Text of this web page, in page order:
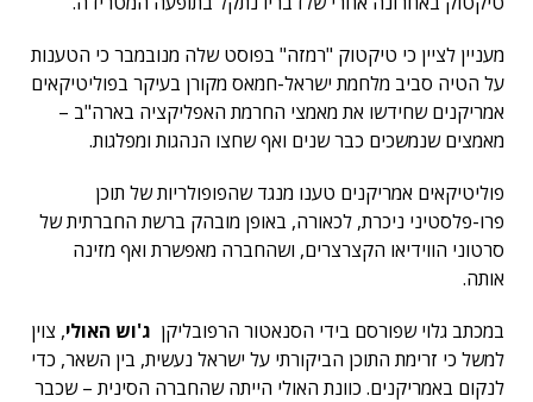
מעניין לציין כי טיקטוק "רמזה" בפוסט שלה מנובמבר כי הטענות
על הטיה סביב מלחמת ישראל-חמאס מקורן בעיקר בפוליטיקאים
אמריקנים שחידשו את מאמצי החרמת האפליקציה בארה"ב –
מאמצים שנמשכים כבר שנים ואף שחצו הנהגות ומפלגות.
פוליטיקאים אמריקנים טענו מנגד שהפופולריות של תוכן
פרו-פלסטיני ניכרת, לכאורה, באופן מובהק ברשת החברתית של
סרטוני הווידיאו הקצרצרים, ושהחברה מאפשרת ואף מזינה
אותה.
במכתב גלוי שפורסם בידי הסנאטור הרפובליקן ג'וש האולי, צוין
למשל כי זרימת התוכן הביקורתי על ישראל נעשית, בין השאר, כדי
לנקום באמריקנים. כוונת האולי הייתה שהחברה הסינית – שכבר